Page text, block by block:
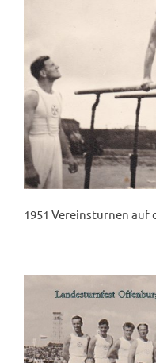
1951 Vereinsturnen auf